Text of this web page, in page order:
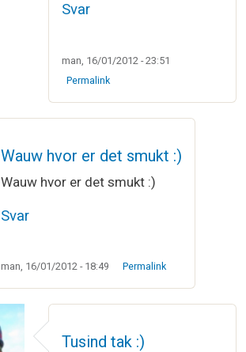
Svar
man, 16/01/2012 - 23:51
Permalink
Wauw hvor er det smukt :)
Wauw hvor er det smukt :)
Svar
man, 16/01/2012 - 18:49 Permalink
Tusind tak :)